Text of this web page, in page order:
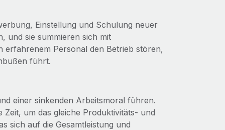
Einstellung und Schulung neuer
und sie summieren sich mit
Personal den Betrieb stören,
führt.
einer sinkenden Arbeitsmoral führen.
um das gleiche Produktivitäts- und
sich auf die Gesamtleistung und